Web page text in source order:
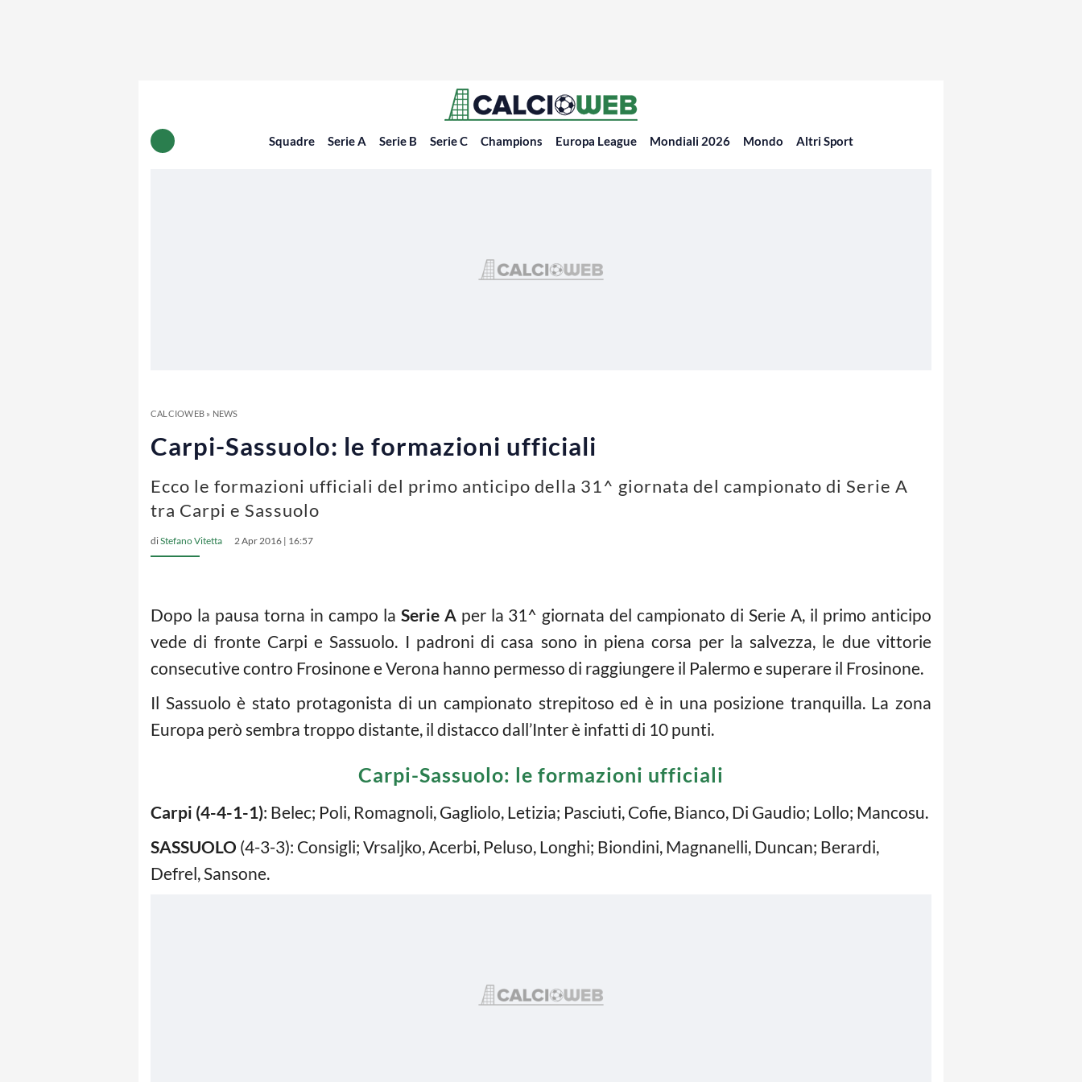
Squadre Serie A Serie B Serie C Champions Europa League Mondiali 2026 Mondo Altri Sport
CALCIOWEB» NEWS
Carpi-Sassuolo: le formazioni ufficiali
Ecco le formazioni ufficiali del primo anticipo della 31^ giornata del campionato di Serie A
tra Carpi e Sassuolo
diStefano Vitetta 2 Apr 2016 | 16:57
Dopo la pausa torna in campo la Serie Aper la 31^ giornata del campionato di Serie A, il primo anticipo
vede di fronte Carpi e Sassuolo. I padroni di casa sono in piena corsa per la salvezza, le due vittorie
consecutive contro Frosinone e Verona hanno permesso di raggiungere il Palermo e superare il Frosinone.
Il Sassuolo è stato protagonista di un campionato strepitoso ed è in una posizione tranquilla. La zona
Europa però sembra troppo distante, il distacco dall’Inter è infatti di 10 punti.
Carpi-Sassuolo: le formazioni ufficiali
Carpi (4-4-1-1): Belec; Poli, Romagnoli, Gagliolo, Letizia; Pasciuti, Cofie, Bianco, Di Gaudio; Lollo; Mancosu.
SASSUOLO (4-3-3): Consigli; Vrsaljko, Acerbi, Peluso, Longhi; Biondini, Magnanelli, Duncan; Berardi,
Defrel, Sansone.